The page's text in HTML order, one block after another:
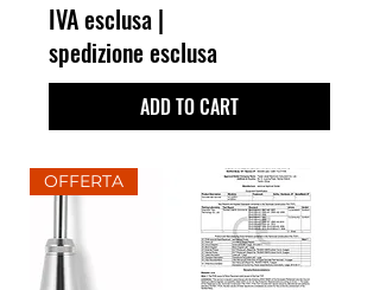
IVA esclusa |
spedizione esclusa
ADD TO CART
OFFERTA